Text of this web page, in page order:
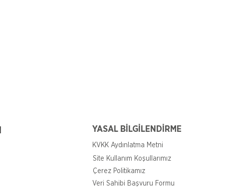
YASAL BİLGİLENDİRME
KVKK Aydınlatma Metni
Site Kullanım Koşullarımız
Çerez Politikamız
Veri Sahibi Başvuru Formu